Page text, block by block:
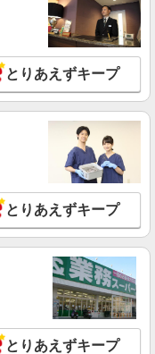
とりあえずキープ
とりあえずキープ
とりあえずキープ